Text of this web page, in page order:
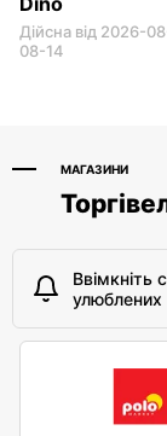
Дійсна від 2026-
08-14
МАГАЗИНИ
Ввімкніть
улюблених